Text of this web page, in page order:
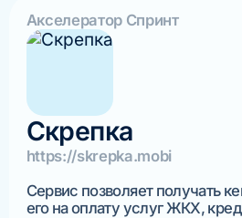
Акселератор Спринт
Скрепка
https://skrepka.mobi
Сервис позволяет получать
его на оплату услуг ЖКХ,